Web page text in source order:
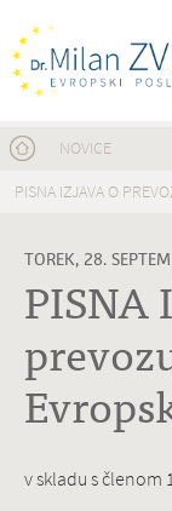
Nahajate se tukaj
NOVICE
PISNA IZJAVA O
TOREK, 28.
PISNA
v skladu s členom